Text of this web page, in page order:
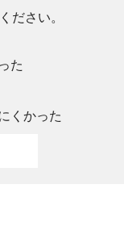
ださい。
た
くかった